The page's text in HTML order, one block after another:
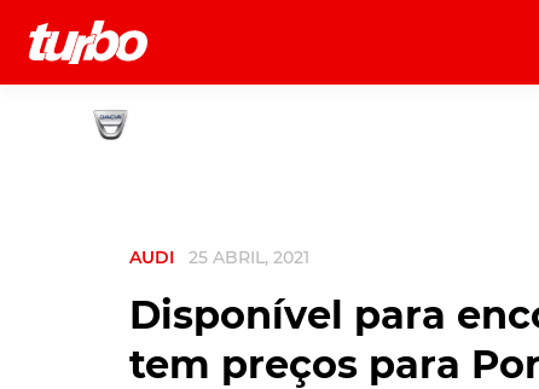
História
AUDI 25 ABRIL, 2021
Disponível para
tem preços para